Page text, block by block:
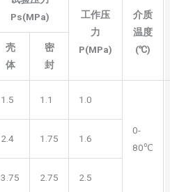
Ps(MPa)
工作压
力
P(MPa)
介质
温度
(℃)
壳
体
密
封
1.5 1.1 1.0
0-
80℃
2.4 1.75 1.6
3.75 2.75 2.5